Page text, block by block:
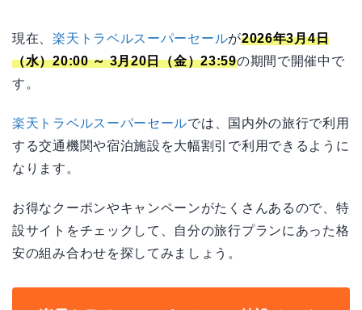
人気のプランはすぐなくなるため、日程を把握し
て早めにチェックしておこう
現在、楽天トラベルスーパーセールが2026年3月4日
（水）20:00 ～ 3月20日（金）23:59の期間で開催中で
す。
楽天トラベルスーパーセールでは、国内外の旅行で利用
する交通機関や宿泊施設を大幅割引で利用できるように
なります。
お得なクーポンやキャンペーンがたくさんあるので、特
設サイトをチェックして、自分の旅行プランにあった格
安の組み合わせを探してみましょう。